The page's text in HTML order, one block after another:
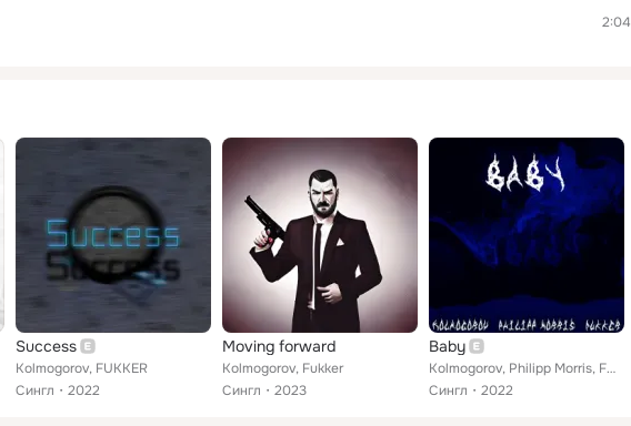
2:04
Success
Kolmogorov, FUKKER
Сингл
2022
Moving forward
Kolmogorov, Fukker
Сингл
2023
Baby
Kolmogorov, Philipp Morris, FUKKER
Сингл
2022